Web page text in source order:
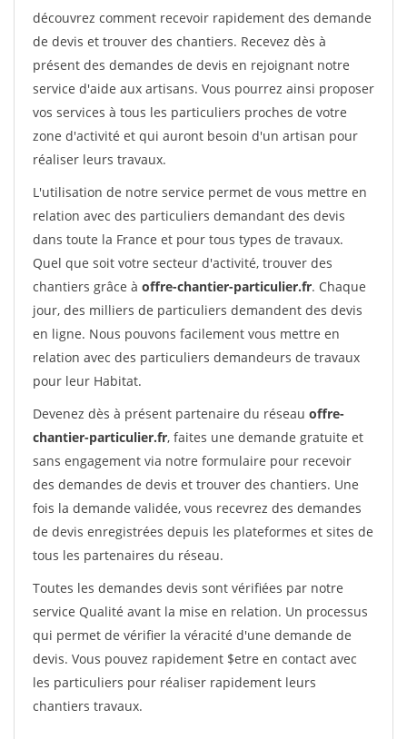
découvrez comment recevoir rapidement des demande
de devis et trouver des chantiers. Recevez dès à
présent des demandes de devis en rejoignant notre
service d'aide aux artisans. Vous pourrez ainsi proposer
vos services à tous les particuliers proches de votre
zone d'activité et qui auront besoin d'un artisan pour
réaliser leurs travaux.
L'utilisation de notre service permet de vous mettre en
relation avec des particuliers demandant des devis
dans toute la France et pour tous types de travaux.
Quel que soit votre secteur d'activité, trouver des
chantiers grâce à offre-chantier-particulier.fr. Chaque
jour, des milliers de particuliers demandent des devis
en ligne. Nous pouvons facilement vous mettre en
relation avec des particuliers demandeurs de travaux
pour leur Habitat.
Devenez dès à présent partenaire du réseau offre-
chantier-particulier.fr, faites une demande gratuite et
sans engagement via notre formulaire pour recevoir
des demandes de devis et trouver des chantiers. Une
fois la demande validée, vous recevrez des demandes
de devis enregistrées depuis les plateformes et sites de
tous les partenaires du réseau.
Toutes les demandes devis sont vérifiées par notre
service Qualité avant la mise en relation. Un processus
qui permet de vérifier la véracité d'une demande de
devis. Vous pouvez rapidement $etre en contact avec
les particuliers pour réaliser rapidement leurs
chantiers travaux.